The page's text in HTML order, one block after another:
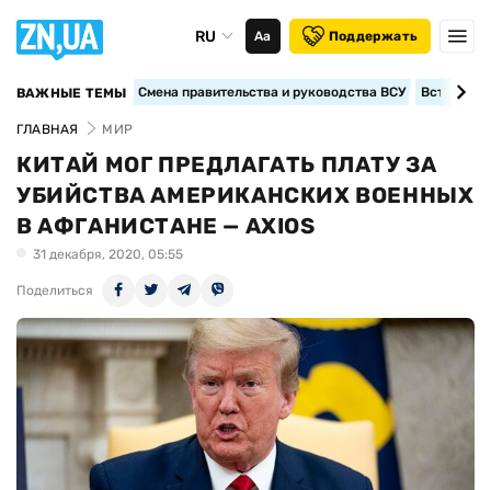
RU Аа Поддержать
ВАЖНЫЕ ТЕМЫ Смена правительства и руководства ВСУ
ГЛАВНАЯ МИР
КИТАЙ МОГ ПРЕДЛАГАТЬ ПЛАТУ ЗА
УБИЙСТВА АМЕРИКАНСКИХ ВОЕННЫХ
В АФГАНИСТАНЕ — AXIOS
31 декабря, 2020, 05:55
Поделиться